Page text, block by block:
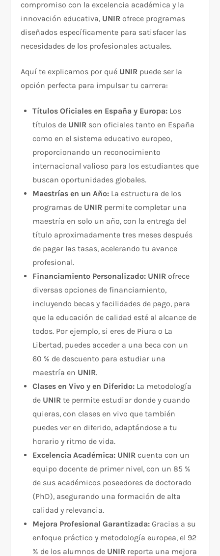
compromiso con la excelencia académica y la
innovación educativa, UNIR ofrece programas
diseñados específicamente para satisfacer las
necesidades de los profesionales actuales.
Aquí te explicamos por qué UNIR puede ser la
opción perfecta para impulsar tu carrera:
Títulos Oficiales en España y Europa: Los
títulos de UNIR son oficiales tanto en España
como en el sistema educativo europeo,
proporcionando un reconocimiento
internacional valioso para los estudiantes que
buscan oportunidades globales.
Maestrías en un Año: La estructura de los
programas de UNIR permite completar una
maestría en solo un año, con la entrega del
título aproximadamente tres meses después
de pagar las tasas, acelerando tu avance
profesional.
Financiamiento Personalizado: UNIR ofrece
diversas opciones de financiamiento,
incluyendo becas y facilidades de pago, para
que la educación de calidad esté al alcance de
todos. Por ejemplo, si eres de Piura o La
Libertad, puedes acceder a una beca con un
60 % de descuento para estudiar una
maestría en UNIR.
Clases en Vivo y en Diferido: La metodología
de UNIR te permite estudiar donde y cuando
quieras, con clases en vivo que también
puedes ver en diferido, adaptándose a tu
horario y ritmo de vida.
Excelencia Académica: UNIR cuenta con un
equipo docente de primer nivel, con un 85 %
de sus académicos poseedores de doctorado
(PhD), asegurando una formación de alta
calidad y relevancia.
Mejora Profesional Garantizada: Gracias a su
enfoque práctico y metodología europea, el 92
% de los alumnos de UNIR reporta una mejora